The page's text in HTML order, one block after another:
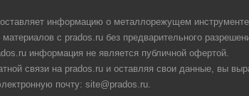
информацию о металлорежущем
с prados.ru без предварительного
информация не является публичной офертой.
связи на prados.ru и оставляя свои данные, вы
почту: site@prados.ru.